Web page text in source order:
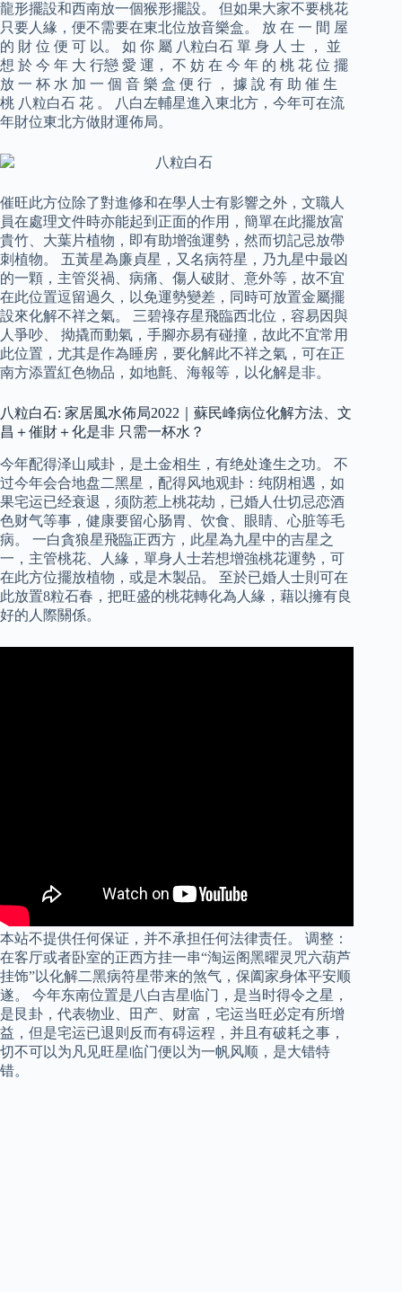
龍形擺設和西南放一個猴形擺設。 但如果大家不要桃花
只要人緣，便不需要在東北位放音樂盒。 放 在 一 間 屋
的 財 位 便 可 以。 如 你 屬 八粒白石 單 身 人 士 ， 並
想 於 今 年 大 行戀 愛 運， 不 妨 在 今 年 的 桃 花 位 擺
放 一 杯 水 加 一 個 音 樂 盒 便 行 ， 據 說 有 助 催 生
桃 八粒白石 花 。 八白左輔星進入東北方，今年可在流
年財位東北方做財運佈局。
催旺此方位除了對進修和在學人士有影響之外，文職人
員在處理文件時亦能起到正面的作用，簡單在此擺放富
貴竹、大葉片植物，即有助增強運勢，然而切記忌放帶
刺植物。 五黃星為廉貞星，又名病符星，乃九星中最凶
的一顆，主管災禍、病痛、傷人破財、意外等，故不宜
在此位置逗留過久，以免運勢變差，同時可放置金屬擺
設來化解不祥之氣。 三碧祿存星飛臨西北位，容易因與
人爭吵、 拗撬而動氣，手腳亦易有碰撞，故此不宜常用
此位置，尤其是作為睡房，要化解此不祥之氣，可在正
南方添置紅色物品，如地氈、海報等，以化解是非。
八粒白石: 家居風水佈局2022｜蘇民峰病位化解方法、文
昌＋催財＋化是非 只需一杯水？
今年配得泽山咸卦，是土金相生，有绝处逢生之功。 不
过今年会合地盘二黑星，配得风地观卦：纯阴相遇，如
果宅运已经衰退，须防惹上桃花劫，已婚人仕切忌恋酒
色财气等事，健康要留心肠胃、饮食、眼睛、心脏等毛
病。 一白貪狼星飛臨正西方，此星為九星中的吉星之
一，主管桃花、人緣，單身人士若想增強桃花運勢，可
在此方位擺放植物，或是木製品。 至於已婚人士則可在
此放置8粒石春，把旺盛的桃花轉化為人緣，藉以擁有良
好的人際關係。
本站不提供任何保证，并不承担任何法律责任。 调整：
在客厅或者卧室的正西方挂一串“淘运阁黑曜灵咒六葫芦
挂饰”以化解二黑病符星带来的煞气，保阖家身体平安顺
遂。 今年东南位置是八白吉星临门，是当时得令之星，
是艮卦，代表物业、田产、财富，宅运当旺必定有所增
益，但是宅运已退则反而有碍运程，并且有破耗之事，
切不可以为凡见旺星临门便以为一帆风顺，是大错特
错。